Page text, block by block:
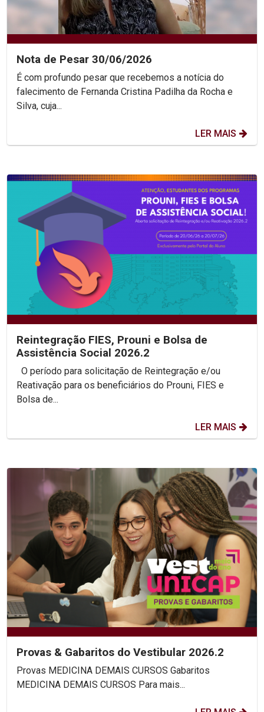
Nota de Pesar 30/06/2026
É com profundo pesar que recebemos a notícia do
falecimento de Fernanda Cristina Padilha da Rocha e
Silva, cuja...
LER MAIS
Reintegração FIES, Prouni e Bolsa de
Assistência Social 2026.2
Reativação para os beneficiários do Prouni, FIES e
Bolsa de...
LER MAIS
Provas & Gabaritos do Vestibular 2026.2
Provas MEDICINA DEMAIS CURSOS Gabaritos
MEDICINA DEMAIS CURSOS Para mais...